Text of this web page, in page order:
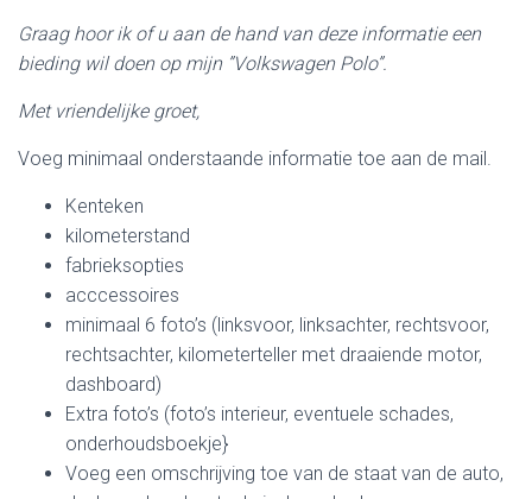
Graag hoor ik of u aan de hand van deze informatie een
bieding wil doen op mijn ”Volkswagen Polo”.
Met vriendelijke groet,
Voeg minimaal onderstaande informatie toe aan de mail.
Kenteken
kilometerstand
fabrieksopties
acccessoires
minimaal 6 foto’s (linksvoor, linksachter, rechtsvoor,
rechtsachter, kilometerteller met draaiende motor,
dashboard)
Extra foto’s (foto’s interieur, eventuele schades,
onderhoudsboekje}
Voeg een omschrijving toe van de staat van de auto,